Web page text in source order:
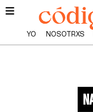
YO NOSOTRXS